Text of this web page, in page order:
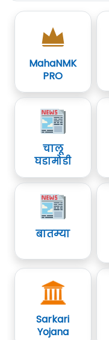
MahaNMK
PRO
चालू
घडामोडी
बातम्या
Sarkari
Yojana